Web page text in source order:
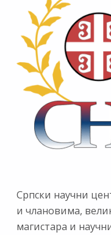
Српски научни
и члановима,
магистара и